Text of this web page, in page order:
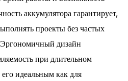
аккумулятора гарантирует,
проекты без частых
Эргономичный дизайн
при длительном
его идеальным как для